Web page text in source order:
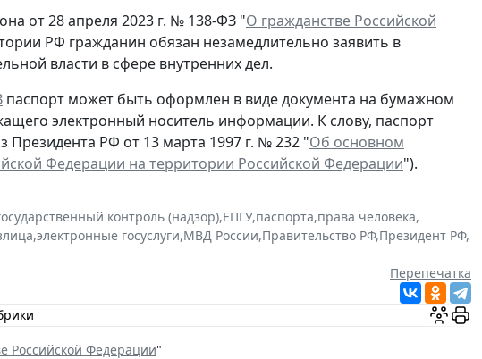
от 28 апреля 2023 г. № 138-ФЗ "О гражданстве Российской
РФ гражданин обязан незамедлительно заявить в
власти в сфере внутренних дел.
паспорт может быть оформлен в виде документа на бумажном
электронный носитель информации. К слову, паспорт
Президента РФ от 13 марта 1997 г. № 232 "Об основном
Федерации на территории Российской Федерации").
контроль (надзор),ЕПГУ,паспорта,права человека,
,электронные госуслуги,МВД России,Правительство РФ,Президент РФ,
Перепечатка
Российской Федерации"